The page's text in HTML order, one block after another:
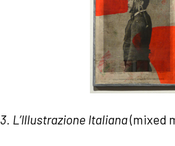
3. L’Illustrazione Italiana(mixed